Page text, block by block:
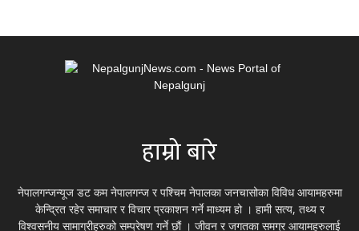
हाम्रो बारे
नेपालगन्जन्यूज डट कम नेपालगन्ज र पश्चिम नेपालका जनचासोका विविध आयामहरुमा
केन्द्रित रहेर समाचार र विचार प्रकाशन गर्ने माध्यम हो । हामी सत्य, तथ्य र
विश्वसनीय सामाग्रीहरुको सम्प्रेषण गर्ने छौं । जीवन र जगतका समग्र आयामहरुलाई